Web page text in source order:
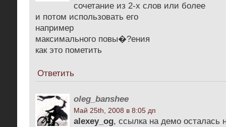
сочетание из 2-х слов или более
и потом использовать его
например
максимального повы�?ения
как это пометить
Ответить
oleg_banshee
Май 25th, 2008 в 8:05 дп
alexey_og, ссылка на демо осталась